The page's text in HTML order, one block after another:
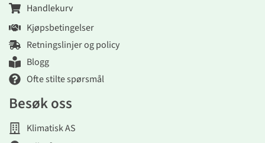
Handlekurv
Kjøpsbetingelser
Retningslinjer og policy
Blogg
Ofte stilte spørsmål
Besøk oss
Klimatisk AS